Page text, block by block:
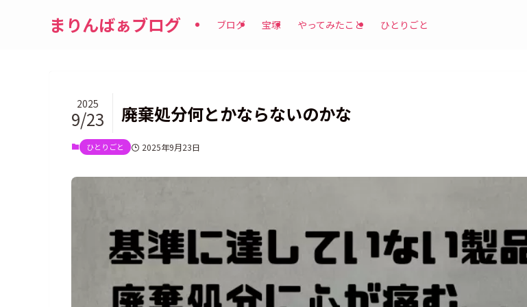
まりんばぁブログ ブログ 宝塚 やってみたこと ひとりごと
廃棄処分何とかならないのかな
2025
9/23
ひとりごと 2025年9月23日